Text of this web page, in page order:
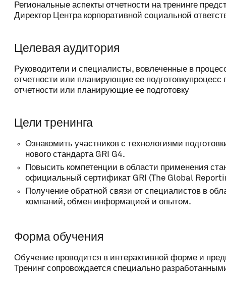
Региональные аспекты отчетности на тренинге
Директор Центра корпоративной социальной
Целевая аудитория
Руководители и специалисты, вовлеченные в
отчетности или планирующие ее подготовкупроцесс
отчетности или планирующие ее подготовку
Цели тренинга
Ознакомить участников с технологиями
нового стандарта GRI G4.
Повысить компетенции в области применения
официальный сертификат GRI (The Global
Получение обратной связи от специалистов в
компаний, обмен информацией и опытом.
Форма обучения
Обучение проводится в интерактивной форме и
Тренинг сопровождается специально